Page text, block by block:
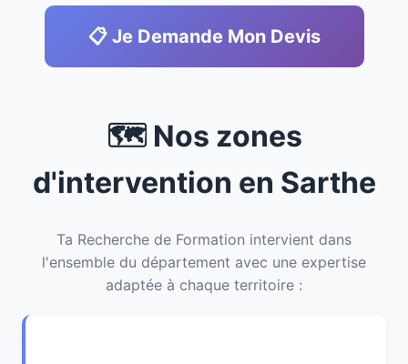
📋 Je Demande Mon Devis
🗺️ Nos zones
d'intervention en Sarthe
Ta Recherche de Formation intervient dans
l'ensemble du département avec une expertise
adaptée à chaque territoire :